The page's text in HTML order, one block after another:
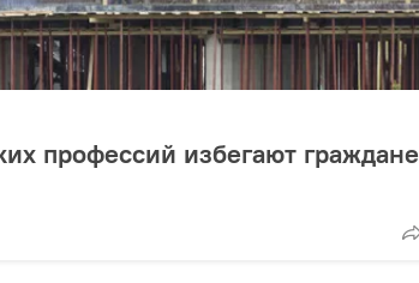
профессий избегают граждане